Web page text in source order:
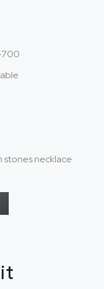
stones necklace